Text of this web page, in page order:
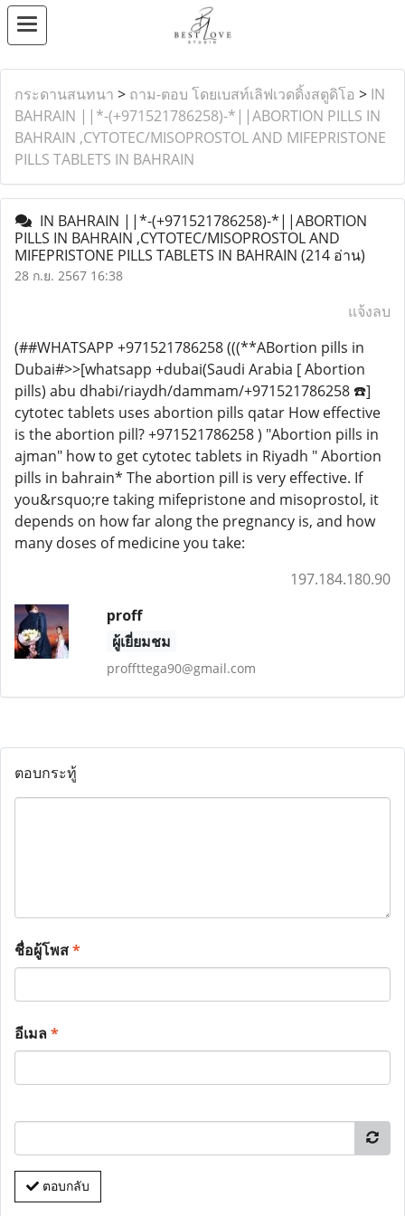
กระดานสนทนา > ถาม-ตอบ โดยเบสท์เลิฟเวดดิ้งสตูดิโอ > IN
BAHRAIN ||*-(+971521786258)-*||ABORTION PILLS IN
BAHRAIN ,CYTOTEC/MISOPROSTOL AND MIFEPRISTONE
PILLS TABLETS IN BAHRAIN
IN BAHRAIN ||*-(+971521786258)-*||ABORTION
PILLS IN BAHRAIN ,CYTOTEC/MISOPROSTOL AND
MIFEPRISTONE PILLS TABLETS IN BAHRAIN (214 อ่าน)
28 ก.ย. 2567 16:38
แจ้งลบ
(##WHATSAPP +971521786258 (((**ABortion pills in
Dubai#>>[whatsapp +dubai(Saudi Arabia [ Abortion
pills) abu dhabi/riaydh/dammam/+971521786258 ☎️]
cytotec tablets uses abortion pills qatar How effective
is the abortion pill? +971521786258 ) "Abortion pills in
ajman" how to get cytotec tablets in Riyadh " Abortion
pills in bahrain* The abortion pill is very effective. If
you&rsquo;re taking mifepristone and misoprostol, it
depends on how far along the pregnancy is, and how
many doses of medicine you take:
197.184.180.90
proff
ผู้เยี่ยมชม
proffttega90@gmail.com
ตอบกระทู้
ชื่อผู้โพส*
อีเมล*
ตอบกลับ